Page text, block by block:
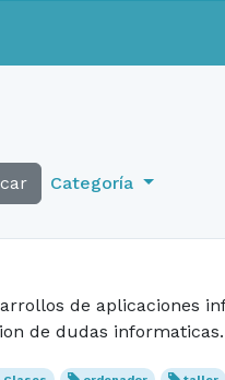
Categoría
de aplicaciones
de dudas